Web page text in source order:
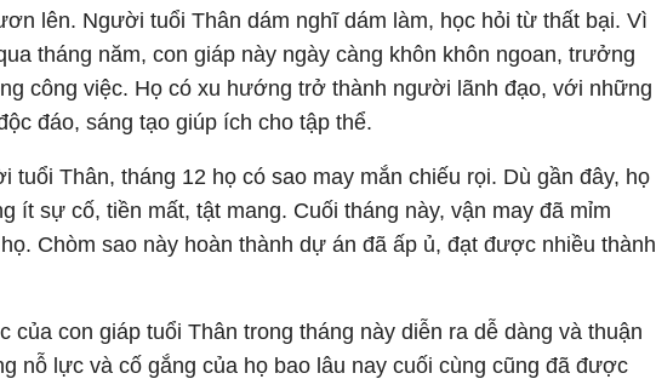
lên. Người tuổi Thân dám nghĩ dám làm, học hỏi từ thất bại. Vì
tháng năm, con giáp này ngày càng khôn khôn ngoan, trưởng
công việc. Họ có xu hướng trở thành người lãnh đạo, với những
đáo, sáng tạo giúp ích cho tập thể.
tuổi Thân, tháng 12 họ có sao may mắn chiếu rọi. Dù gần đây, họ
ít sự cố, tiền mất, tật mang. Cuối tháng này, vận may đã mỉm
Chòm sao này hoàn thành dự án đã ấp ủ, đạt được nhiều thành
của con giáp tuổi Thân trong tháng này diễn ra dễ dàng và thuận
nỗ lực và cố gắng của họ bao lâu nay cuối cùng cũng đã được